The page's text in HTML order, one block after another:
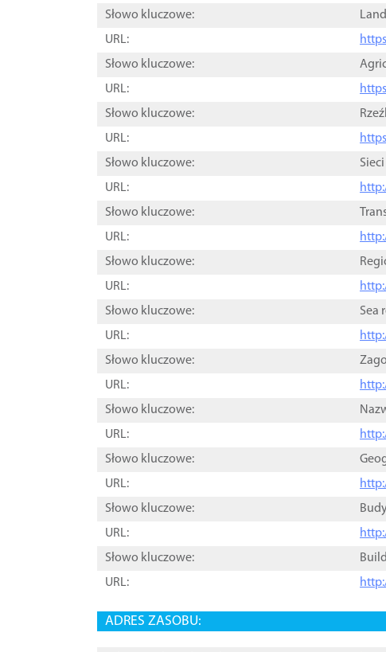
Słowo kluczowe:
URL:
Słowo kluczowe:
URL:
Słowo kluczowe:
URL:
Słowo kluczowe:
URL:
Słowo kluczowe:
URL:
Słowo kluczowe:
URL:
Słowo kluczowe:
Sea
URL:
Słowo kluczowe:
URL:
Słowo kluczowe:
URL:
Słowo kluczowe:
URL:
Słowo kluczowe:
URL:
Słowo kluczowe:
URL:
ADRES ZASOBU: